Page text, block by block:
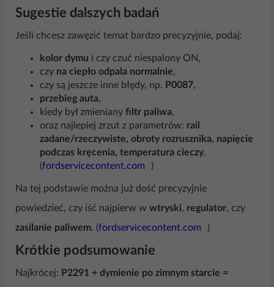
Sugestie dalszych badań
Jeśli chcesz zawęzić temat bardzo precyzyjnie, podaj:
kolor dymu i czy czuć niespalony ON,
czy na ciepło odpala normalnie,
czy są jeszcze inne błędy, np. P0087,
przebieg auta,
kiedy był zmieniany filtr paliwa,
oraz najlepiej zrzut z parametrów: rail
zadane/rzeczywiste, obroty rozrusznika, napięcie
podczas kręcenia, temperatura cieczy.
(fordservicecontent.com )
Na tej podstawie można już dość precyzyjnie
powiedzieć, czy iść najpierw w wtryski, regulator, czy
zasilanie paliwem. (fordservicecontent.com )
Krótkie podsumowanie
Najkrócej: P2291 + dymienie po zimnym starcie =